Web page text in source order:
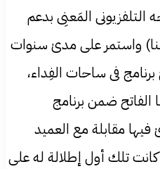
المَعنِی بدعم
واستمر علی مدیٰ سنوات
فی ساحات الفِداء،
الفاتح ضمن برنامج
مقابلة مع العميد
تلك أول إطلالة له علی